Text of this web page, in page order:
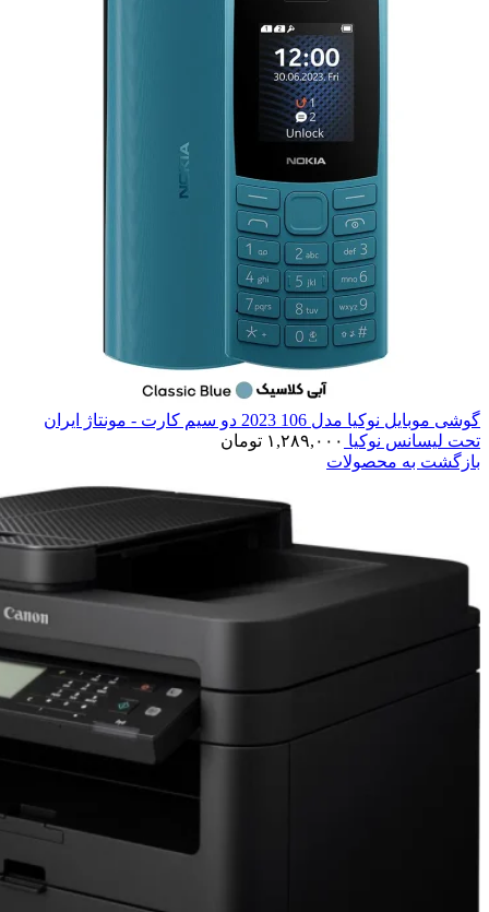
گوشی موبایل نوکیا مدل 106 2023 دو سیم کارت - مونتاژ ایران
تحت لیسانس نوکیا ۱,۲۸۹,۰۰۰ تومان
بازگشت به محصولات